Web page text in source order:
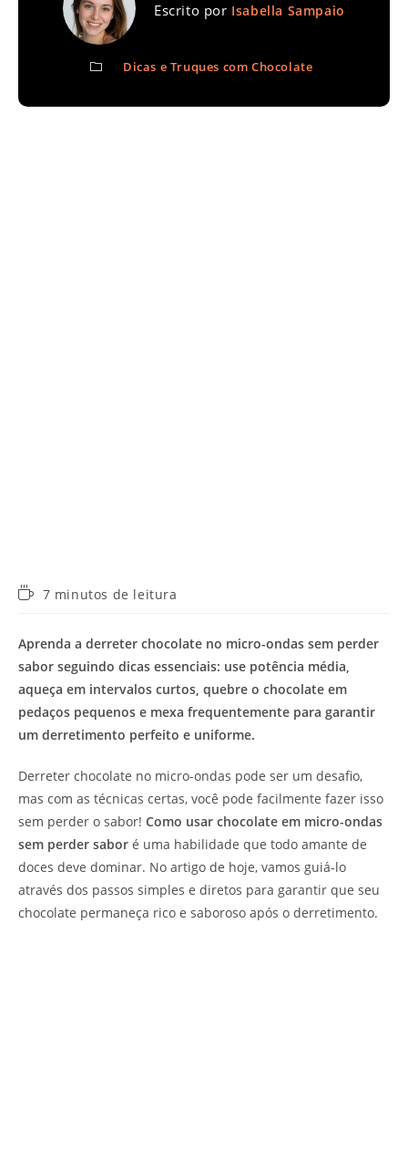
Escrito por Isabella Sampaio
Dicas e Truques com Chocolate
Tempo7 minutos de leitura
Aprenda a derreter chocolate no micro-ondas sem perder
sabor seguindo dicas essenciais: use potência média,
aqueça em intervalos curtos, quebre o chocolate em
pedaços pequenos e mexa frequentemente para garantir
um derretimento perfeito e uniforme.
Derreter chocolate no micro-ondas pode ser um desafio,
mas com as técnicas certas, você pode facilmente fazer isso
sem perder o sabor! Como usar chocolate em micro-ondas
sem perder sabor é uma habilidade que todo amante de
doces deve dominar. No artigo de hoje, vamos guiá-lo
através dos passos simples e diretos para garantir que seu
chocolate permaneça rico e saboroso após o derretimento.